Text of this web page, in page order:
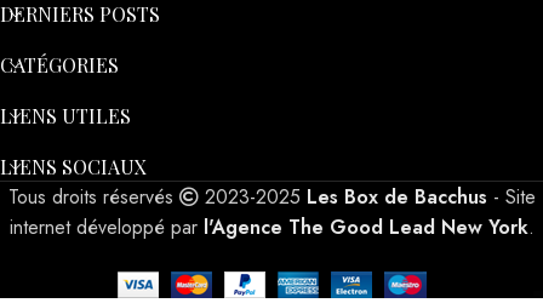
DERNIERS POSTS
CATÉGORIES
LIENS UTILES
LIENS SOCIAUX
Tous droits réservés 2023-2025 Les Box de Bacchus - Site
internet développé par l'Agence The Good Lead New York.